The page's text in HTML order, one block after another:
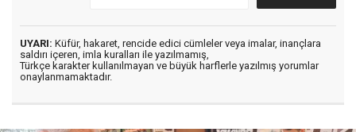
UYARI: Küfür, hakaret, rencide edici cümleler veya imalar, inançlara
saldırı içeren, imla kuralları ile yazılmamış,
Türkçe karakter kullanılmayan ve büyük harflerle yazılmış yorumlar
onaylanmamaktadır.